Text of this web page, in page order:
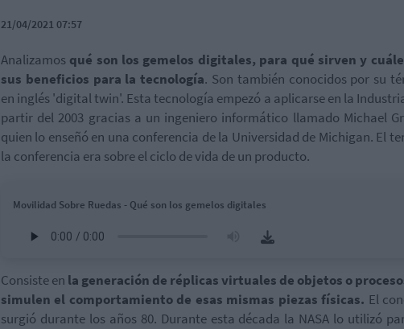
21/04/2021 07:57
Analizamos qué son los gemelos digitales, para qué sirven y
sus beneficios para la tecnología. Son también conocidos por su
en inglés 'digital twin'. Esta tecnología empezó a aplicarse en la
partir del 2003 gracias a un ingeniero informático llamado Michael
quien lo enseñó en una conferencia de la Universidad de Michigan. El
la conferencia era sobre el ciclo de vida de un producto.
Movilidad Sobre Ruedas - Qué son los gemelos digitales
Consiste en la generación de réplicas virtuales de objetos o
simulen el comportamiento de esas mismas piezas físicas. El
surgió durante los años 80. Durante esta década la NASA lo utilizó